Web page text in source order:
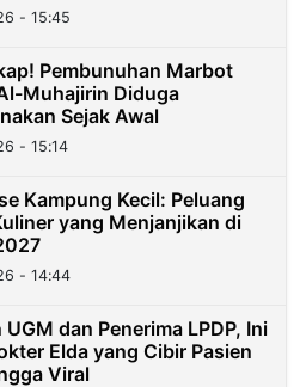
- 15:45
Pembunuhan Marbot
Muhajirin Diduga
Sejak Awal
- 15:14
Kampung Kecil: Peluang
yang Menjanjikan di
- 14:44
dan Penerima LPDP, Ini
Elda yang Cibir Pasien
Viral